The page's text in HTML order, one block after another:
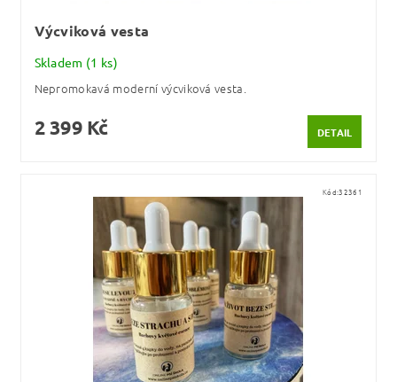
Výcviková vesta
Skladem (1 ks)
Nepromokavá moderní výcviková vesta.
2 399 Kč DETAIL
Kód:32361